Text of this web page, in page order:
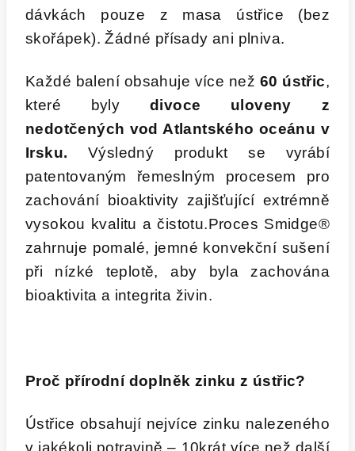
dávkách pouze z masa ústřice (bez
skořápek). Žádné přísady ani plniva.
Každé balení obsahuje více než 60 ústřic,
které byly divoce uloveny
z
nedotčených vod Atlantského oceánu v
Irsku. Výsledný produkt se vyrábí
patentovaným řemeslným procesem pro
zachování bioaktivity zajišťující extrémně
vysokou kvalitu a čistotu.Proces Smidge®
zahrnuje pomalé, jemné konvekční sušení
při nízké teplotě, aby byla zachována
bioaktivita a integrita živin.
Proč přírodní doplněk zinku z ústřic?
Ústřice obsahují nejvíce zinku nalezeného
v jakékoli potravině – 10krát více než další